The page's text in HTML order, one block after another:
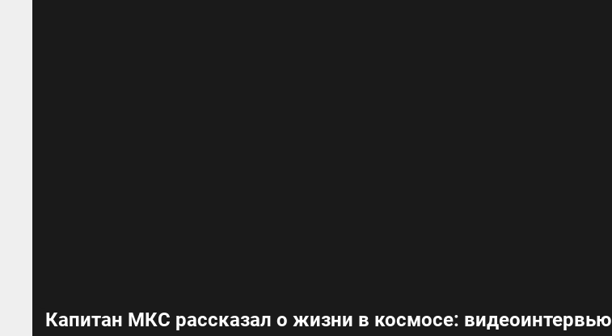
Капитан МКС рассказал о жизни в космосе: видеоинтервью